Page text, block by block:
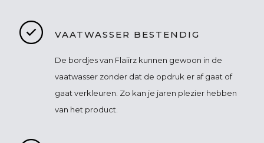
VAATWASSER BESTENDIG
De bordjes van Flaiirz kunnen gewoon in de
vaatwasser zonder dat de opdruk er af gaat of
gaat verkleuren. Zo kan je jaren plezier hebben
van het product.